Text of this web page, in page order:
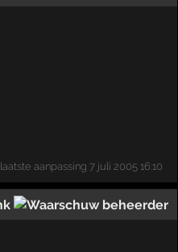
laatste aanpassing 7 juli 2005 16:10